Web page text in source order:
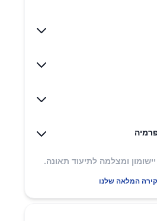
ומצלמה לתיעוד תאונה.
המלאה שלנו